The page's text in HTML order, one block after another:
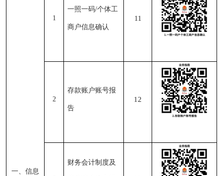
一、信息
1
一照一码/个体工
商户信息确认
11
2
存款账户账号报
告
12
财务会计制度及